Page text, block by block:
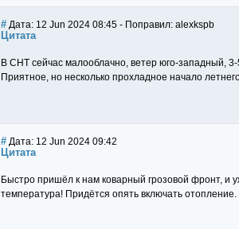
# Дата: 12 Jun 2024 08:45 - Поправил: alexkspb
Цитата
В СНТ сейчас малооблачно, ветер юго-западный, 3-
Приятное, но несколько прохладное начало
# Дата: 12 Jun 2024 09:42
Цитата
Быстро пришёл к нам коварный грозовой фронт, и
температура! Придётся опять включать отопление.